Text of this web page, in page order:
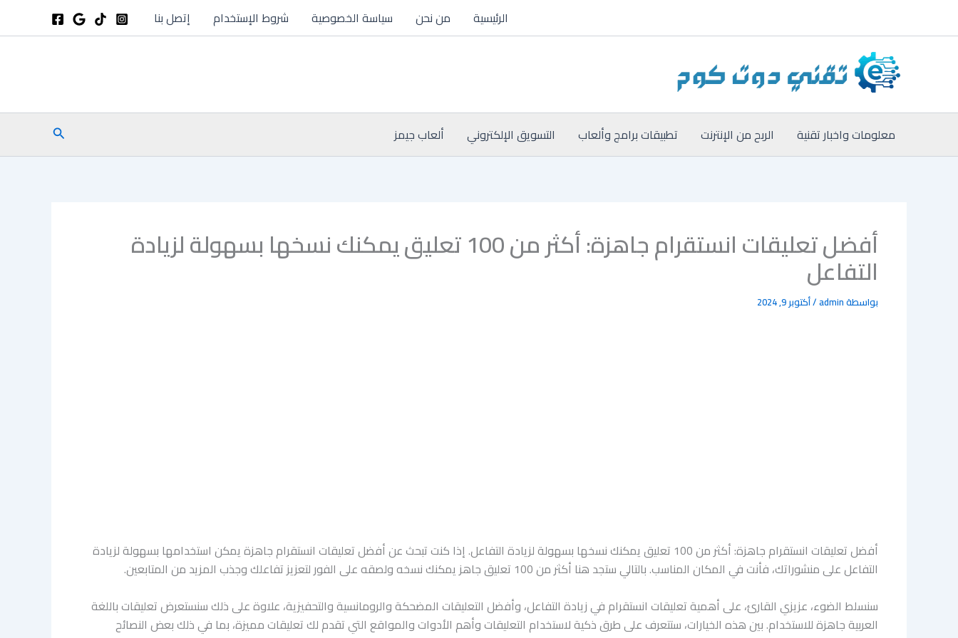
الرئيسية من نحن سياسة الخصوصية شروط الإستخدام إتصل بنا
معلومات واخبار تقنية الربح من الإنترنت تطبيقات برامج وألعاب التسويق الإلكتروني ألعاب جيمز البحث
أفضل تعليقات انستقرام جاهزة: أكثر من 100 تعليق يمكنك نسخها بسهولة لزيادة
التفاعل
بواسطةadmin
/أكتوبر 9, 2024
أفضل تعليقات انستقرام جاهزة: أكثر من 100 تعليق يمكنك نسخها بسهولة لزيادة التفاعل. إذا كنت تبحث عن أفضل تعليقات انستقرام جاهزة يمكن استخدامها بسهولة لزيادة
التفاعل على منشوراتك، فأنت في المكان المناسب. بالتالي ستجد هنا أكثر من 100 تعليق جاهز يمكنك نسخه ولصقه على الفور لتعزيز تفاعلك وجذب المزيد من المتابعين.
سنسلط الضوء، عزيزي القارئ، على أهمية تعليقات انستقرام في زيادة التفاعل، وأفضل التعليقات المضحكة والرومانسية والتحفيزية، علاوة على ذلك سنستعرض تعليقات باللغة
العربية جاهزة للاستخدام. بين هذه الخيارات، ستتعرف على طرق ذكية لاستخدام التعليقات وأهم الأدوات والمواقع التي تقدم لك تعليقات مميزة، بما في ذلك بعض النصائح